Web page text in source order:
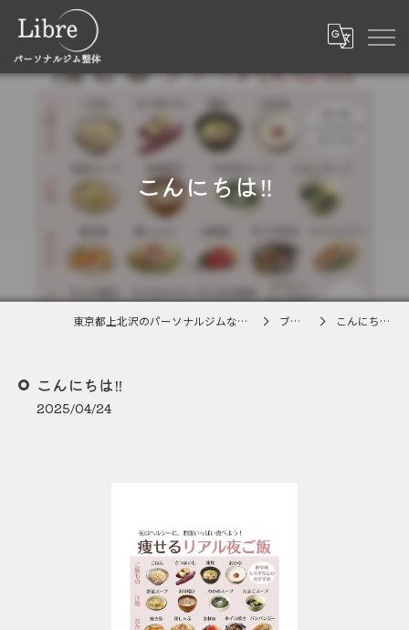
こんにちは‼
東京都上北沢のパーソナルジムならLibre ブログ こんにちは‼
こんにちは‼
2025/04/24